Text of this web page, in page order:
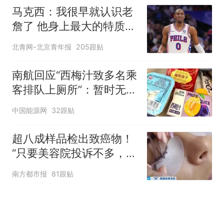
马克西：我很早就认识老
詹了 他身上最大的特质就
是谦逊
北青网-北京青年报 205跟贴
南航回应“西梅汁致多名乘
客排队上厕所”：暂时无法
核查是否发放西梅汁
中国能源网 32跟贴
超八成样品检出致癌物！
“只要美容院投诉不多，店
家就不会更换产品”
南方都市报 81跟贴